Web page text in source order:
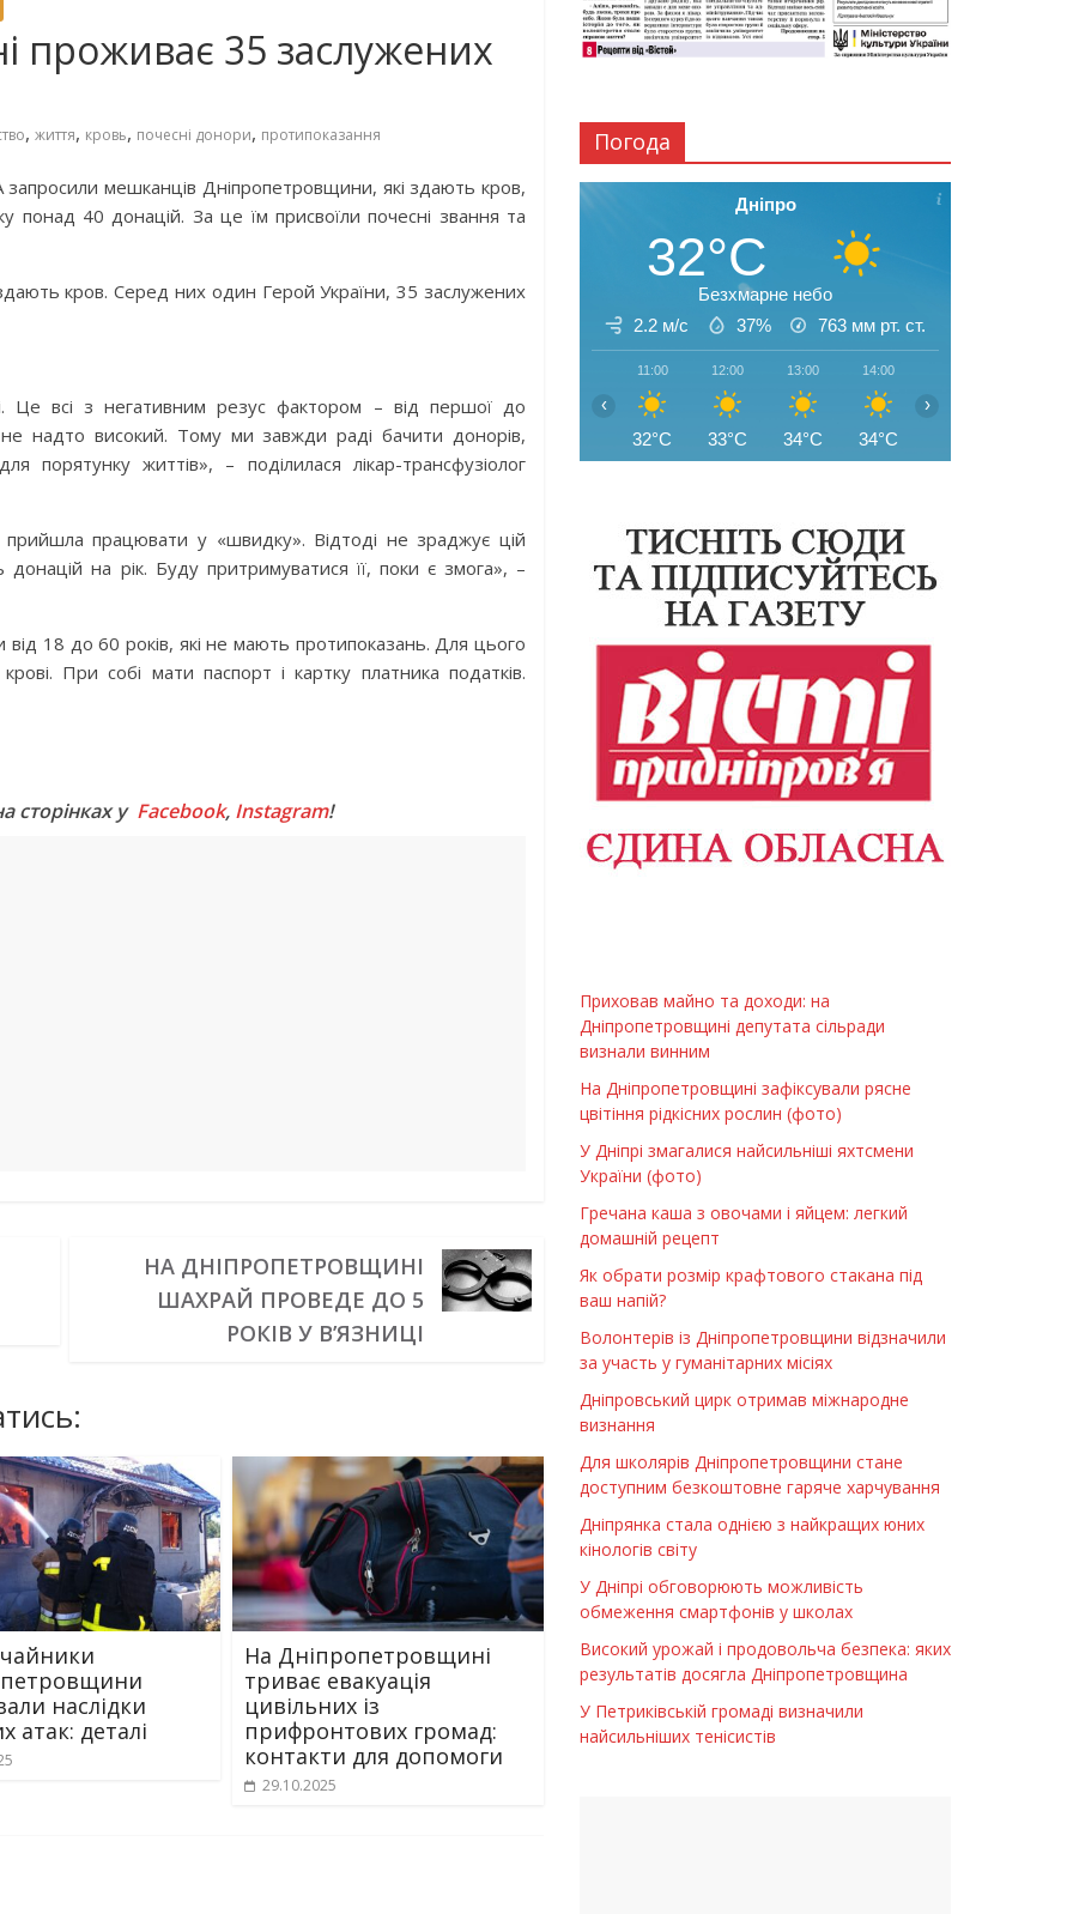
проживає 35 заслужених
, життя, кровь, почесні донори, протипоказання
мешканців Дніпропетровщини, які здають кров,
понад 40 донацій. За це їм присвоїли почесні звання та
кров. Серед них один Герой України, 35 заслужених
Це всі з негативним резус фактором – від першої до
надто високий. Тому ми завжди раді бачити донорів,
порятунку життів», – поділилася лікар-трансфузіолог
працювати у «швидку». Відтоді не зраджує цій
на рік. Буду притримуватися її, поки є змога», –
18 до 60 років, які не мають протипоказань. Для цього
При собі мати паспорт і картку платника податків.
сторінках у Facebook, Instagram!
НА ДНІПРОПЕТРОВЩИНІ
ШАХРАЙ ПРОВЕДЕ ДО 5
РОКІВ У В’ЯЗНИЦІ
наслідки
атак: деталі
На Дніпропетровщині
триває евакуація
цивільних із
прифронтових громад:
контакти для допомоги
29.10.2025
Погода
Дніпро
32°C
Безхмарне небо
2.2 м/с
37% 763 мм рт. ст.
11:00
32°C
12:00
33°C
13:00
34°C
14:00
34°C
‹ ›
Приховав майно та доходи: на
Дніпропетровщині депутата сільради
визнали винним
На Дніпропетровщині зафіксували рясне
цвітіння рідкісних рослин (фото)
У Дніпрі змагалися найсильніші яхтсмени
України (фото)
Гречана каша з овочами і яйцем: легкий
домашній рецепт
Як обрати розмір крафтового стакана під
ваш напій?
Волонтерів із Дніпропетровщини відзначили
за участь у гуманітарних місіях
Дніпровський цирк отримав міжнародне
визнання
Для школярів Дніпропетровщини стане
доступним безкоштовне гаряче харчування
Дніпрянка стала однією з найкращих юних
кінологів світу
У Дніпрі обговорюють можливість
обмеження смартфонів у школах
Високий урожай і продовольча безпека: яких
результатів досягла Дніпропетровщина
У Петриківській громаді визначили
найсильніших тенісистів